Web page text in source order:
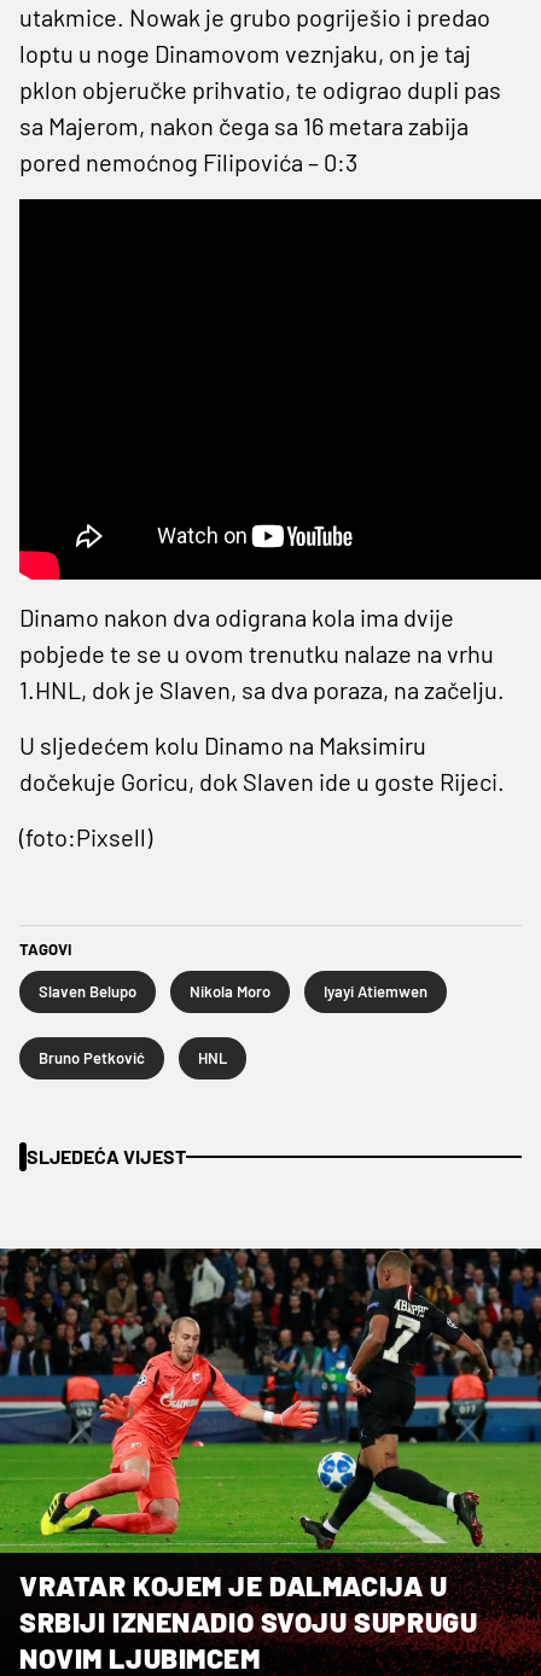
utakmice. Nowak je grubo pogriješio i predao
loptu u noge Dinamovom veznjaku, on je taj
pklon objeručke prihvatio, te odigrao dupli pas
sa Majerom, nakon čega sa 16 metara zabija
pored nemoćnog Filipovića – 0:3
Dinamo nakon dva odigrana kola ima dvije
pobjede te se u ovom trenutku nalaze na vrhu
1.HNL, dok je Slaven, sa dva poraza, na začelju.
U sljedećem kolu Dinamo na Maksimiru
dočekuje Goricu, dok Slaven ide u goste Rijeci.
(foto:Pixsell)
TAGOVI
Slaven Belupo Nikola Moro Iyayi Atiemwen
Bruno Petković HNL
SLJEDEĆA VIJEST
VRATAR KOJEM JE DALMACIJA U
SRBIJI IZNENADIO SVOJU SUPRUGU
NOVIM LJUBIMCEM